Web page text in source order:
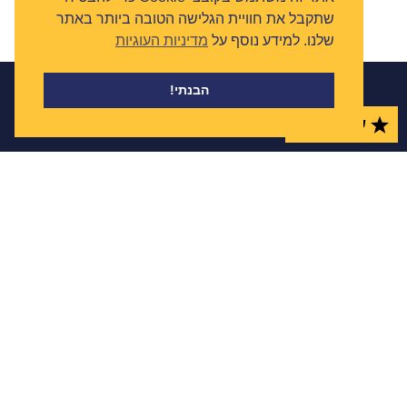
עוד באתר ניווט מהיר
שמורים
שתקבל את חוויית הגלישה הטובה ביותר באתר
שלנו. למידע נוסף על מדיניות העוגיות
הבנתי!